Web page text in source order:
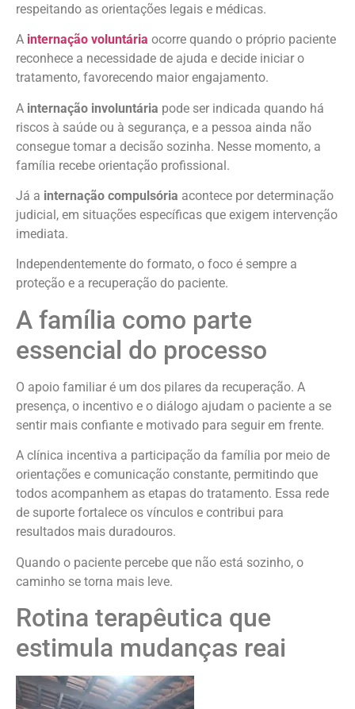
respeitando as orientações legais e médicas.
A internação voluntária ocorre quando o próprio paciente
reconhece a necessidade de ajuda e decide iniciar o
tratamento, favorecendo maior engajamento.
A internação involuntária pode ser indicada quando há
riscos à saúde ou à segurança, e a pessoa ainda não
consegue tomar a decisão sozinha. Nesse momento, a
família recebe orientação profissional.
Já a internação compulsória acontece por determinação
judicial, em situações específicas que exigem intervenção
imediata.
Independentemente do formato, o foco é sempre a
proteção e a recuperação do paciente.
A família como parte
essencial do processo
O apoio familiar é um dos pilares da recuperação. A
presença, o incentivo e o diálogo ajudam o paciente a se
sentir mais confiante e motivado para seguir em frente.
A clínica incentiva a participação da família por meio de
orientações e comunicação constante, permitindo que
todos acompanhem as etapas do tratamento. Essa rede
de suporte fortalece os vínculos e contribui para
resultados mais duradouros.
Quando o paciente percebe que não está sozinho, o
caminho se torna mais leve.
Rotina terapêutica que
estimula mudanças reai